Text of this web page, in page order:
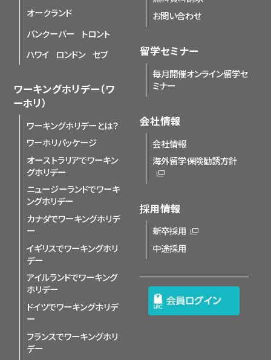
オークランド
バンクーバー
トロント
ハワイ
ロンドン セブ
ワーキングホリデー（ワ
ーホリ）
ワーキングホリデーとは？
ワーホリパッケージ
オーストラリアでワーキン
グホリデー
ニュージーランドでワーキ
ングホリデー
カナダでワーキングホリデ
ー
イギリスでワーキングホリ
デー
アイルランドでワーキング
ホリデー
ドイツでワーキングホリデ
ー
フランスでワーキングホリ
デー
お問い合わせ
留学セミナー
毎月開催オンライン留学セ
ミナー
会社情報
会社情報
海外留学保険勧誘方針
採用情報
新卒採用
中途採用